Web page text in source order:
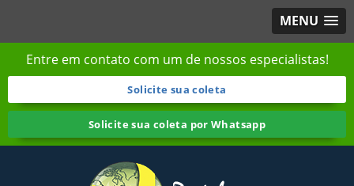
MENU
Entre em contato com um de nossos especialistas!
Solicite sua coleta
Solicite sua coleta por Whatsapp